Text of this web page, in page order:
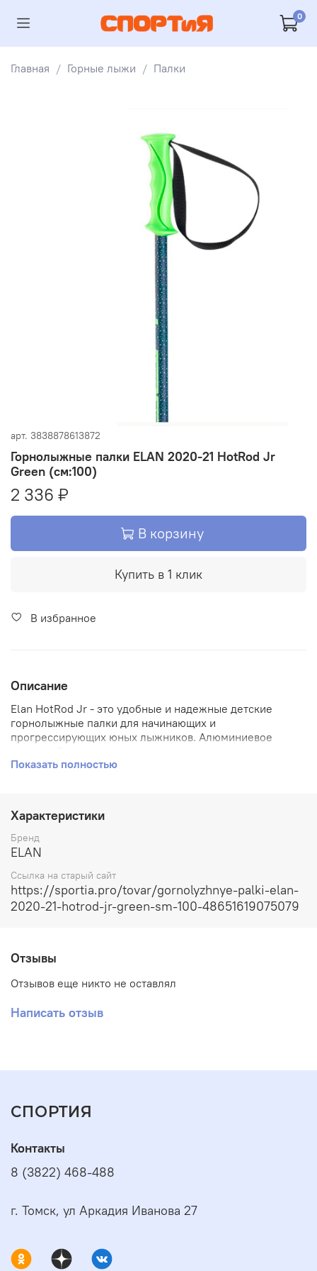
0
Главная Горные лыжи Палки
арт. 3838878613872
Горнолыжные палки ELAN 2020-21 HotRod Jr
Green (см:100)
2 336 ₽
В корзину
Купить в 1 клик
В избранное
Описание
Elan HotRod Jr - это удобные и надежные детские
горнолыжные палки для начинающих и
прогрессирующих юных лыжников. Алюминиевое
веса, прочности и жесткости, а эргономичная рукоятка,
выбрать нужный вариант практически под любую
экипировку.#br#Особенности:#br#Прочное древко 14
мм из качественного алюминиевого сплава
5083.#br#Надежный стальной
детская рукоятка Jr ErgoForm Grip.#br#Удобный темляк.
Показать полностью
Характеристики
Бренд
ELAN
Ссылка на старый сайт
https://sportia.pro/tovar/gornolyzhnye-palki-elan-
2020-21-hotrod-jr-green-sm-100-48651619075079
Отзывы
Отзывов еще никто не оставлял
Написать отзыв
СПОРТИЯ
Контакты
8 (3822) 468-488
г. Томск, ул Аркадия Иванова 27